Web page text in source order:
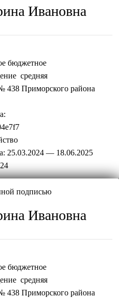
Ивановна
бюджетное
средняя
438 Приморского района
25.03.2024 — 18.06.2025
подписью
Ивановна
бюджетное
средняя
438 Приморского района